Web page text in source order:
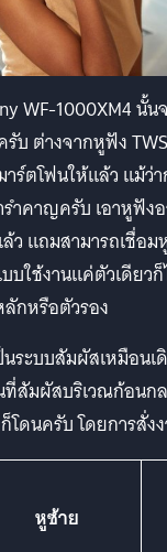
WF-1000XM4 นั้น
บ ต่างจากหูฟัง
ร์ตโฟนให้แล้ว แม้ว่
ำคาญครับ เอาหูฟัง
ว แถมสามารถเชื่อม
บใช้งานแค่ตัวเดียว
กหรือตัวรอง
ระบบสัมผัสเหมือนเ
ที่สัมผัสบริเวณก้อน
โดนครับ โดยการสั่
หูซ้าย